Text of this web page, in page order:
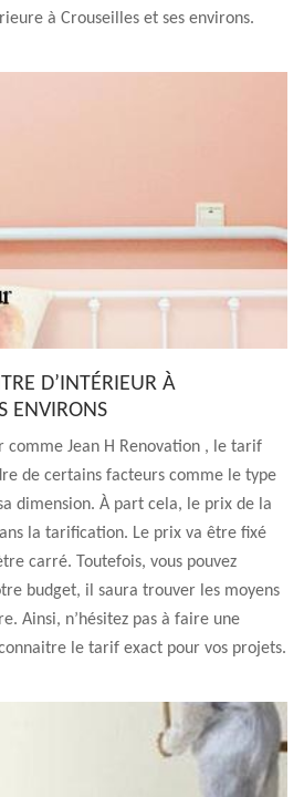
à Crouseilles et ses environs.
D’INTÉRIEUR À
ENVIRONS
comme Jean H Renovation , le tarif
de certains facteurs comme le type
dimension. À part cela, le prix de la
la tarification. Le prix va être fixé
carré. Toutefois, vous pouvez
budget, il saura trouver les moyens
Ainsi, n’hésitez pas à faire une
le tarif exact pour vos projets.